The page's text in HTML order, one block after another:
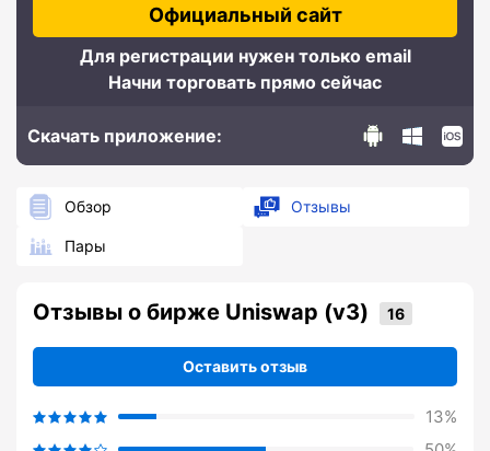
Официальный сайт
Для регистрации нужен только email
Начни торговать прямо сейчас
Скачать приложение:
Обзор Отзывы
Пары
Отзывы о бирже Uniswap (v3)
Оставить отзыв
13%